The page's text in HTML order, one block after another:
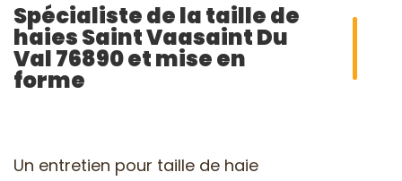
Spécialiste de la taille de
haies Saint Vaasaint Du
Val 76890 et mise en
forme
Un entretien pour taille de haie